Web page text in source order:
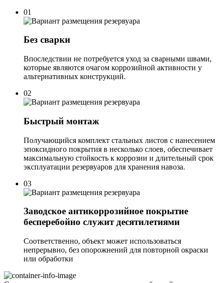
01
Без сварки
Впоследствии не потребуется уход за сварными швами,
которые являются очагом коррозийной активности у
альтернативных конструкций.
02
Быстрый монтаж
Получающийся комплект стальных листов с нанесением
эпоксидного покрытия в несколько слоев, обеспечивает
максимальную стойкость к коррозии и длительный срок
эксплуатации резервуаров для хранения навоза.
03
Заводское антикоррозийное покрытие
бесперебойно служит десятилетиями
Соответственно, объект может использоваться
непрерывно, без опорожнений для повторной окраски
или обработки